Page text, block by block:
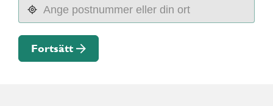
Fortsätt